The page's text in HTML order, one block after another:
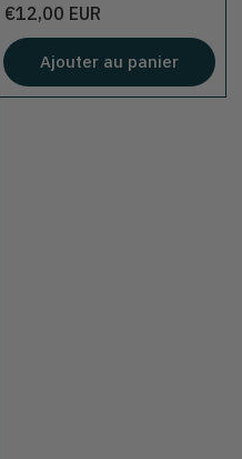
Prix
€12,00 EUR
Ajouter au panier